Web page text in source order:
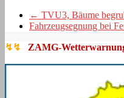
← TVU3, Bäume
Fahrzeugsegnung bei
↯↯ ZAMG-